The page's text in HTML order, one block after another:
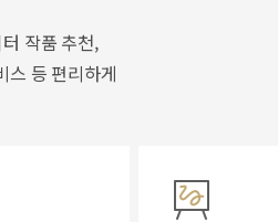
작품 추천,
스 등 편리하게